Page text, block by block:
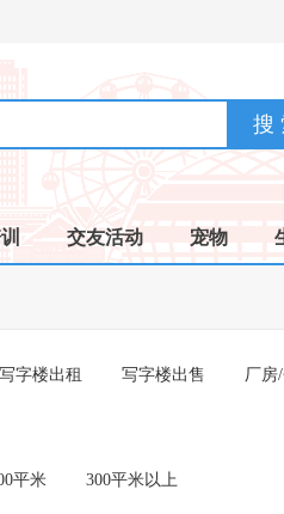
交友活动 宠物
写字楼出租 写字楼出售 厂房
平米 300平米以上